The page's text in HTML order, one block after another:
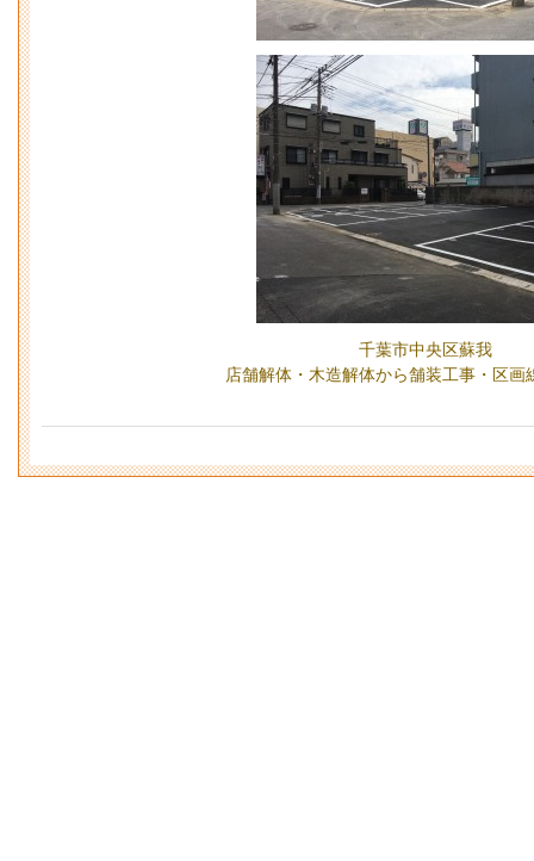
千葉市中央区蘇我
店舗解体・木造解体から舗装工事・区画線・